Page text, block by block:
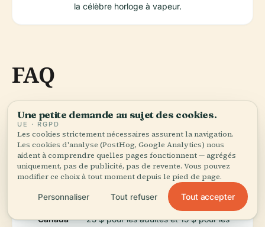
la célèbre horloge à vapeur.
FAQ
Quels sont les horaires
de visite de Canada
Place ?
Canada Place est ouvert
tous les jours de 8h00 à
23h00.
Combien
coûtent les
Canada
L'entrée à Canada Place est gratuite,
mais des attractions comme FlyOver
Canada nécessitent un billet à partir de
25 $ pour les adultes et 15 $ pour les
Une petite demande au sujet des cookies.
UE · RGPD
Les cookies strictement nécessaires assurent la navigation.
Les cookies d'analyse (PostHog, Google Analytics) nous
aident à comprendre quelles pages fonctionnent — agrégés
uniquement, pas de publicité, pas de revente. Vous pouvez
modifier ce choix à tout moment depuis le pied de page.
Personnaliser Tout refuser Tout accepter